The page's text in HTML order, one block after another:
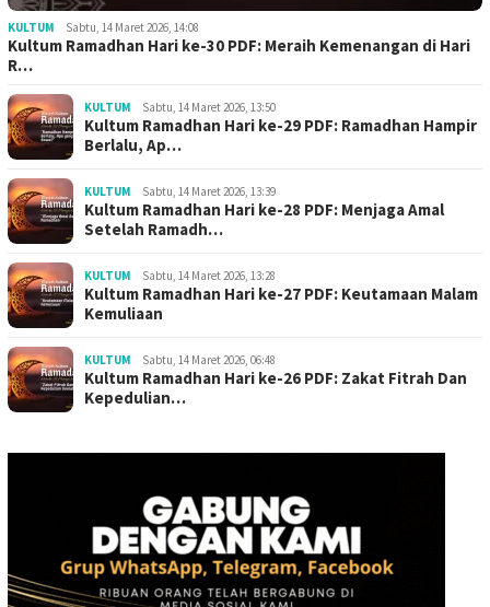
KULTUM Sabtu, 14 Maret 2026, 14:08
Kultum Ramadhan Hari ke-30 PDF: Meraih Kemenangan di Hari
R…
KULTUM Sabtu, 14 Maret 2026, 13:50
Kultum Ramadhan Hari ke-29 PDF: Ramadhan Hampir
Berlalu, Ap…
KULTUM Sabtu, 14 Maret 2026, 13:39
Kultum Ramadhan Hari ke-28 PDF: Menjaga Amal
Setelah Ramadh…
KULTUM Sabtu, 14 Maret 2026, 13:28
Kultum Ramadhan Hari ke-27 PDF: Keutamaan Malam
Kemuliaan
KULTUM Sabtu, 14 Maret 2026, 06:48
Kultum Ramadhan Hari ke-26 PDF: Zakat Fitrah Dan
Kepedulian…